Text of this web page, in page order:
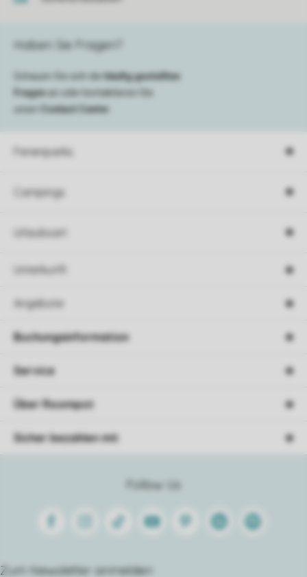
Ferienparks
Campings
Urlaubsart
Unterkunft
Angebote
Haben Sie Fragen?
Schauen Sie sich die
häufig gestellten
Fragen an oder kontaktieren Sie
unser
Contact Center
Follow Us
FacebookInstagram
Tiktok Youtube PinterestLinkedinSpotify
Zum Newsletter anmelden
Buchungsinformation
Service
Über Roompot
Sicher bezahlen mit